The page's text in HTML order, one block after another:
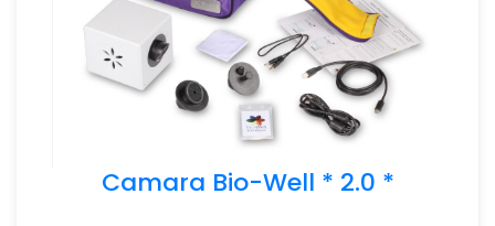
Camara Bio-Well * 2.0 *